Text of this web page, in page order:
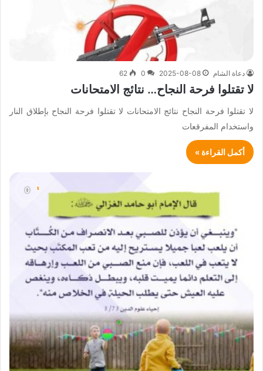
دعاة الشام 2025-08-08
0
62
لا تقتلوا فرحة النجاح… نتائج الامتحانات
لا تقتلوا فرحة النجاح نتائج الامتحانات لا تقتلوا فرحة النجاح بإطلاق النار
واستخدام المفرقعات
أكمل القراءة »